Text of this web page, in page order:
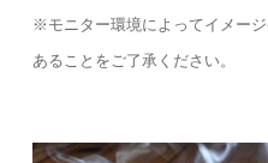
※モニター環境によってイメー
あることをご了承ください。